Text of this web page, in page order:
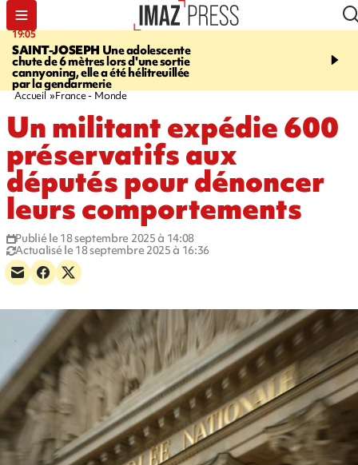
19:05
SAINT-JOSEPH Une adolescente
chute de 6 mètres lors d'une sortie
cannyoning, elle a été hélitreuillée
par la gendarmerie
20:44
rouée de coups,
Accueil France - Monde
Un militant expédie 600
préservatifs aux
députés pour dénoncer
leurs comportements
Publié le 18 septembre 2025 à 14:08
Actualisé le 18 septembre 2025 à 16:36